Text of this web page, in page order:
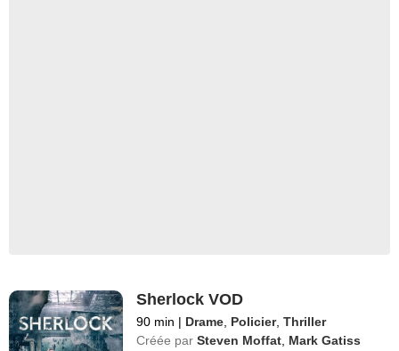
Sherlock VOD
90 min | Drame Policier,Thriller
Créée par Steven Moffat Mark Gatiss